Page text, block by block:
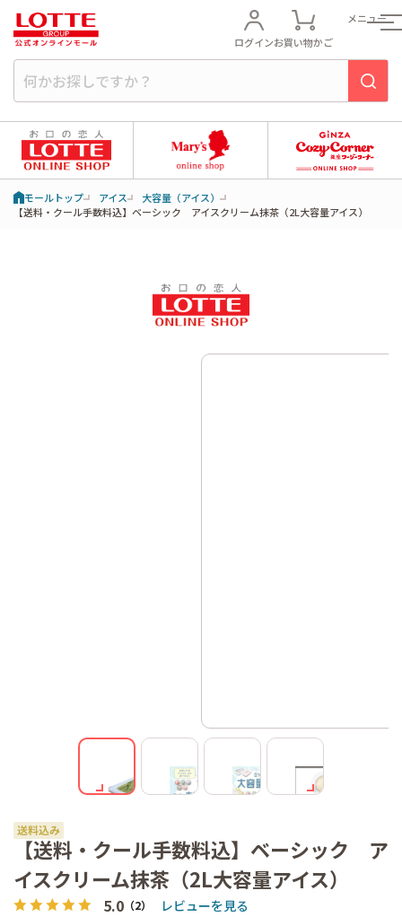
ログインお買い物かご
メニュー
モールトップ アイス
大容量（アイス）
【送料・クール手数料込】ベーシック アイスクリーム抹茶（2L大容量アイス）
【送料・クール手数料込】ベーシック ア
イスクリーム抹茶（2L大容量アイス）
5.0 （2） レビューを見る